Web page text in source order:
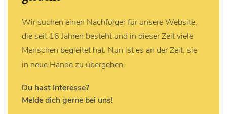
Wir suchen einen Nachfolger für unsere Website,
die seit 16 Jahren besteht und in dieser Zeit viele
Menschen begleitet hat. Nun ist es an der Zeit, sie
in neue Hände zu übergeben.
Du hast Interesse?
Melde dich gerne bei uns!